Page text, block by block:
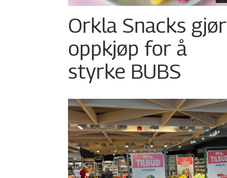
Orkla Snacks gjør
oppkjøp for å
styrke BUBS